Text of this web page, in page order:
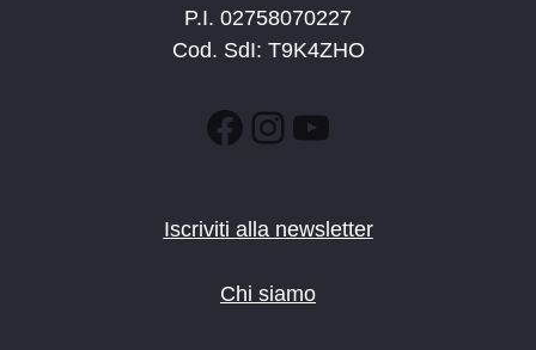
P.I. 02758070227
Cod. SdI: T9K4ZHO
Facebook
Instagram
YouTube
Iscriviti alla newsletter
Chi siamo